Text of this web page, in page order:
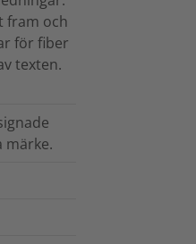
fram och
för fiber
texten.
märke.